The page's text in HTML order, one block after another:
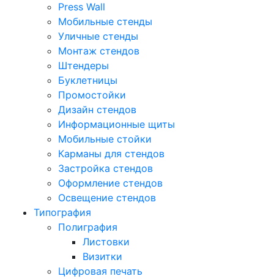
Press Wall
Мобильные стенды
Уличные стенды
Монтаж стендов
Штендеры
Буклетницы
Промостойки
Дизайн стендов
Информационные щиты
Мобильные стойки
Карманы для стендов
Застройка стендов
Оформление стендов
Освещение стендов
Типография
Полиграфия
Листовки
Визитки
Цифровая печать